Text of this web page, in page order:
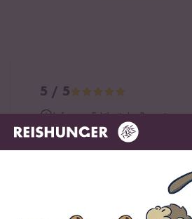
5 / 5
Infos zur Echtheit der Bewertungen
5 Sterne